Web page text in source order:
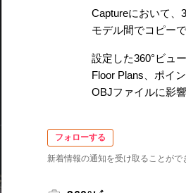
Captureにおいて、
モデル間でコピー
設定した360°ビュ
Floor Plans、ポイ
OBJファイルに影
フォローする
新着情報の通知を受け取ることがで